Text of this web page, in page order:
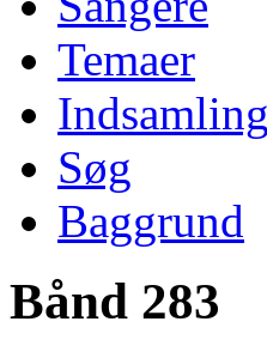
Temaer
Søg
Baggrund
Bånd 283